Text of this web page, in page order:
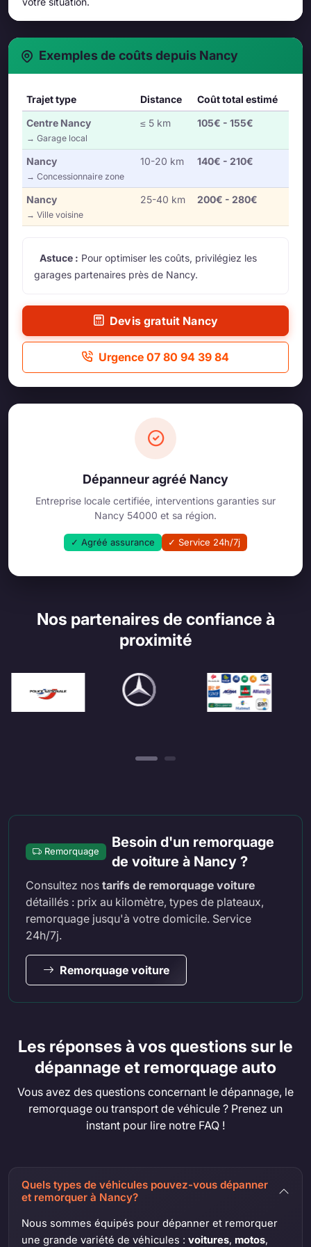
Exemples de coûts depuis Nancy
Trajet type Distance
Coût total estimé
Centre Nancy
→ Garage local
≤ 5 km 105€ - 155€
Nancy
→ Concessionnaire zone
10-20 km 140€ - 210€
Nancy
→ Ville voisine
25-40 km 200€ - 280€
Astuce : Pour optimiser les coûts, privilégiez les
garages partenaires près de Nancy.
Devis gratuit Nancy
Urgence 07 80 94 39 84
Dépanneur agréé Nancy
Entreprise locale certifiée, interventions garanties sur
Nancy 54000 et sa région.
✓ Agréé assurance ✓ Service 24h/7j
Nos partenaires de confiance à
proximité
Remorquage
Besoin d'un remorquage
de voiture à Nancy ?
Consultez nos tarifs de remorquage voiture
détaillés : prix au kilomètre, types de plateaux,
remorquage jusqu'à votre domicile. Service
24h/7j.
Remorquage voiture
Les réponses à vos questions sur le
dépannage et remorquage auto
Vous avez des questions concernant le dépannage, le
remorquage ou transport de véhicule ? Prenez un
instant pour lire notre FAQ !
Quels types de véhicules pouvez-vous dépanner
et remorquer à Nancy?
Nous sommes équipés pour dépanner et remorquer
une grande variété de véhicules :voitures, motos,